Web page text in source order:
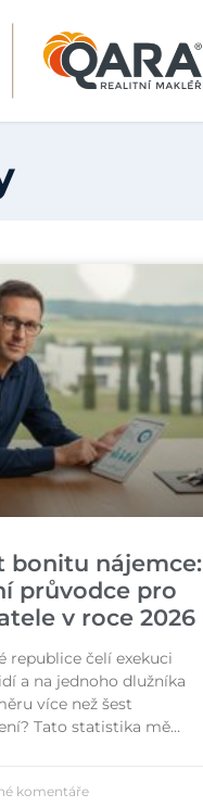
bonitu nájemce:
průvodce pro
v roce 2026
republice čelí exekuci
a na jednoho dlužníka
více než šest
Tato statistika mě…
komentáře